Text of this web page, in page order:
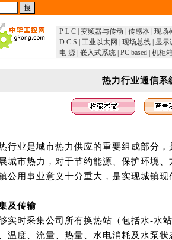
P L C 变频器与传动 传感器 现场
D C S
工业以太网 现场总线
显示
电 源 嵌入式系统 PC based 机柜
热力行业通信系
行业是城市热力供应的重要组成部分
城市热力，对于节约能源、保护环境
公用事业意义十分重大，是实现城镇
及传输
时采集公司所有换热站（包括水-水站
温度、流量、热量、水电消耗及水泵